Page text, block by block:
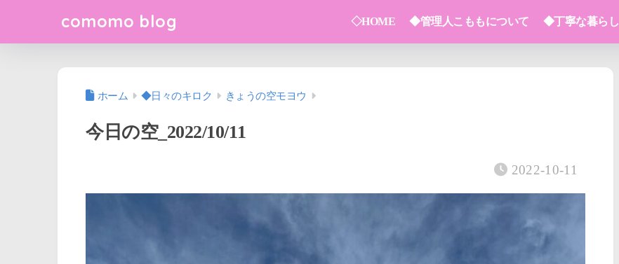
comomo blog ◇HOME ◆管理人こももについて ◆丁寧な暮らし
ホーム ◆日々のキロク きょうの空モヨウ
今日の空_2022/10/11
2022-10-11